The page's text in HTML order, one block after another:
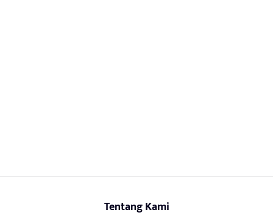
Tentang Kami